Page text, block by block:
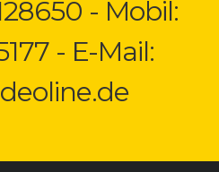
- Mobil:
- E-Mail: